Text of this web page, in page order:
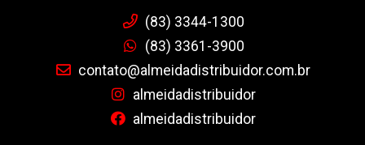
(83) 3344-1300
(83) 3361-3900
contato@almeidadistribuidor.com.br
almeidadistribuidor
almeidadistribuidor